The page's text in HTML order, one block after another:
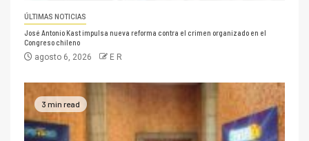
ÚLTIMAS NOTICIAS
José Antonio Kast impulsa nueva reforma contra el crimen organizado en el
Congreso chileno
agosto 6, 2026 E R
3 min read